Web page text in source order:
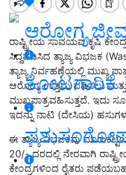
ಆರೋಗ್ಯ
ತೋಟಗಾರಿಕೆ
ರಾಷ್ಟ್ರೀಯ ಸಾವಯವ ಕೃಷಿ
ಸಿದ್ದಪಡಿಸಿದ ತ್ಯಾಜ್ಯ ವಿಭಜಕ
ತ್ಯಾಜ್ಯ ನಿರ್ವಹಣೆಯಲ್ಲಿ ಮುಖ್ಯ
ಆರೋಗ್ಯ ಉತ್ತಮ ಪಡಿಸಲು
ಮುಖ್ಯಪಾತ್ರವಹಿಸುತ್ತದೆ. ಇದು
ಇದನ್ನು ನಾಟಿ (ದೇಸಿಯ)
ಈ ತ್ಯಾಜ್ಯ ವಿಭಜಕವು
20/- ದರದಲ್ಲಿ ನೇರವಾಗಿ
ಕೇಂದ್ರಗಳಿಂದ ರೈತರು